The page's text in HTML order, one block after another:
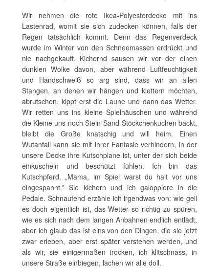
Wir nehmen die rote Ikea-Polyesterdecke mit ins
Lastenrad, womit sie sich zudecken können, falls der
Regen tatsächlich kommt. Denn das Regenverdeck
wurde im Winter von den Schneemassen erdrückt und
nie nachgekauft. Kichernd sausen wir vor der einen
dunklen Wolke davon, aber während Luftfeuchtigkeit
und Handschweiß so arg sind, dass wir an allen
Stangen, an denen wir hängen und klettern möchten,
abrutschen, kippt erst die Laune und dann das Wetter.
Wir retten uns ins kleine Spielhäuschen und während
die Kleine uns noch Stein-Sand-Stöckchenkuchen backt,
bleibt die Große knatschig und will heim. Einen
Wutanfall kann sie mit ihrer Fantasie verhindern, in der
unsere Decke ihre Kutschplane ist, unter der sich beide
einkuscheln und beschützt fühlen. Ich bin das
Kutschpferd. „Mama, im Spiel warst du halt vor uns
eingespannt.‟ Sie kichern und ich galoppiere in die
Pedale. Schnaufend erzähle ich irgendwas von: wie geil
es doch eigentlich ist, das Wetter so richtig zu spüren,
wie es sich nach dem langen Anbahnen endlich entlädt,
aber ich glaub das ist eins von den Dingen, die sie jetzt
zwar erleben, aber erst später verstehen werden, und
als wir, sie einigermaßen trocken, ich klitschnass, in
unsere Straße einbiegen, lachen wir alle doll.